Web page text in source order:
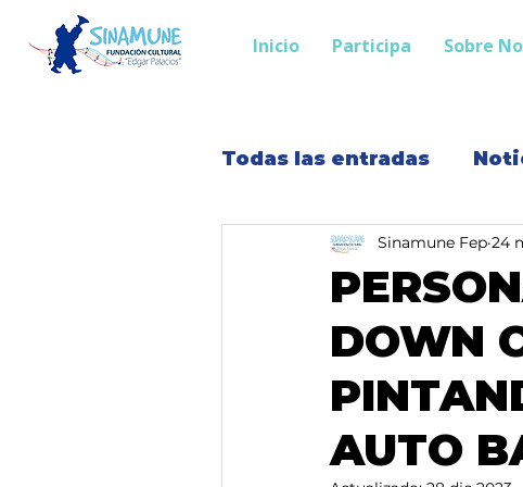
Inicio Participa Sobre
Todas las entradas
DOWN
AUTO
Sinamune Fep 24